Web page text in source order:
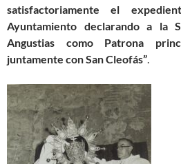
satisfactoriamente el
Ayuntamiento declarando a la
Angustias como Patrona
juntamente con San Cleofás”.